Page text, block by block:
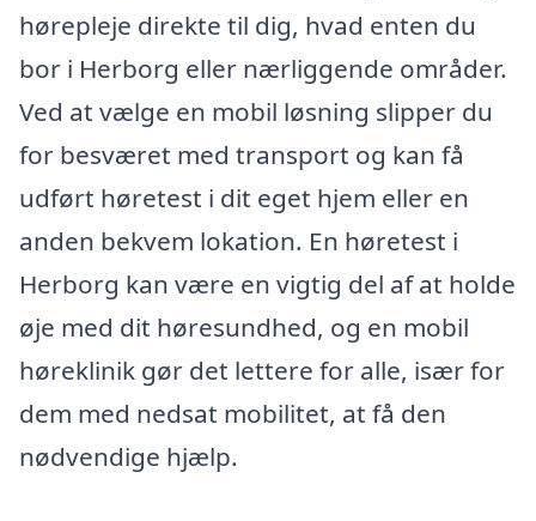
hørepleje direkte til dig, hvad enten du
bor i Herborg eller nærliggende områder.
Ved at vælge en mobil løsning slipper du
for besværet med transport og kan få
udført høretest i dit eget hjem eller en
anden bekvem lokation. En høretest i
Herborg kan være en vigtig del af at holde
øje med dit høresundhed, og en mobil
høreklinik gør det lettere for alle, især for
dem med nedsat mobilitet, at få den
nødvendige hjælp.